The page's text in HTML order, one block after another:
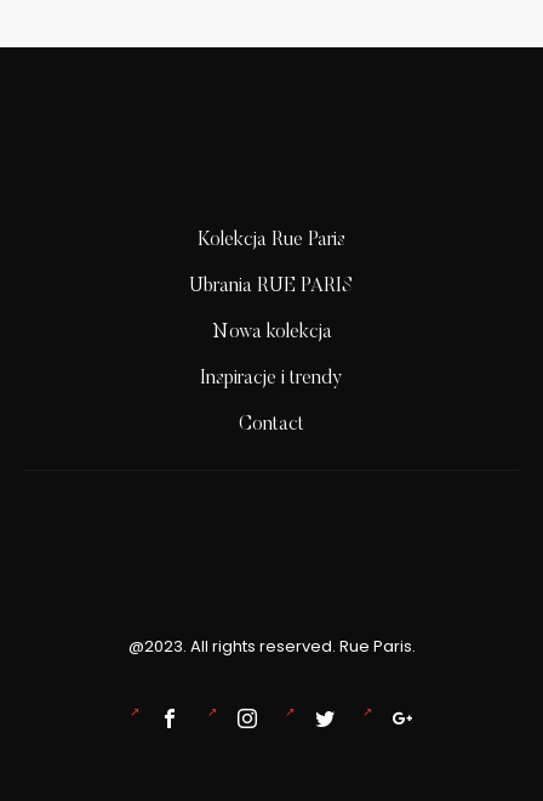
Kolekcja Rue Paris
Ubrania RUE PARIS
Nowa kolekcja
Inspiracje i trendy
Contact
@2023. All rights reserved. Rue Paris.